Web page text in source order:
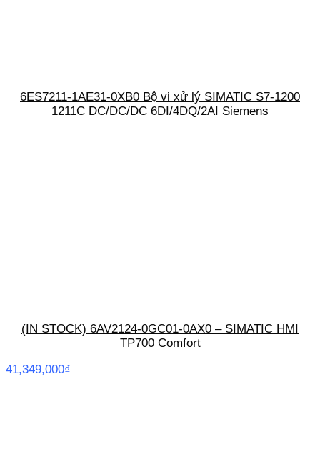
6ES7211-1AE31-0XB0 Bộ vi xử lý SIMATIC S7-1200
1211C DC/DC/DC 6DI/4DQ/2AI Siemens
(IN STOCK) 6AV2124-0GC01-0AX0 – SIMATIC HMI
TP700 Comfort
41,349,000₫